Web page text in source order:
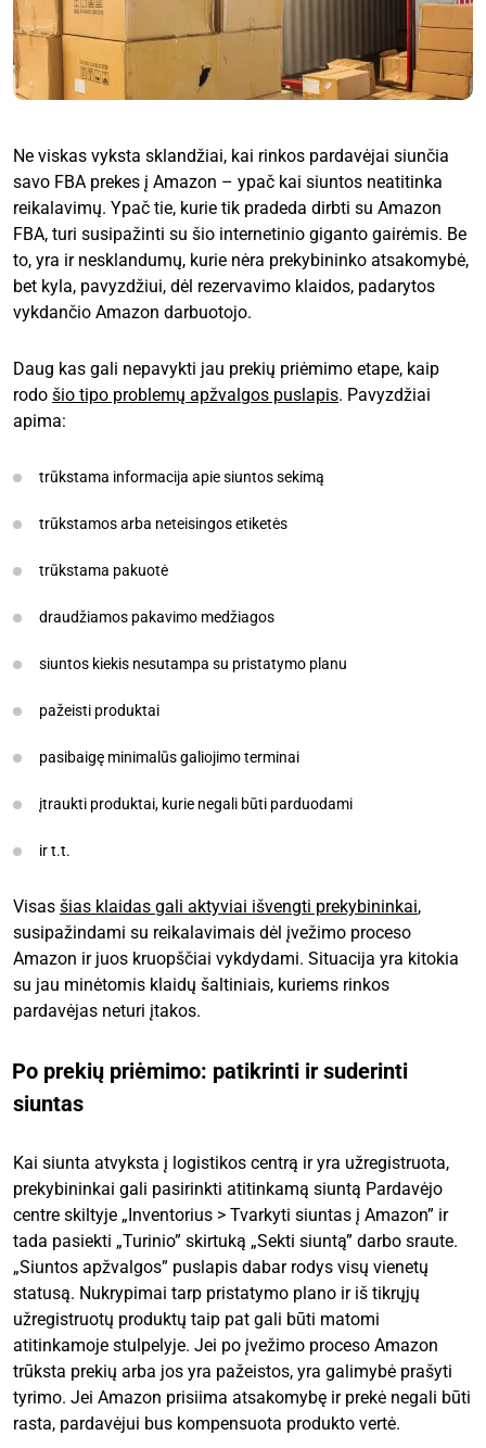
Ne viskas vyksta sklandžiai, kai rinkos pardavėjai siunčia
savo FBA prekes į Amazon – ypač kai siuntos neatitinka
reikalavimų. Ypač tie, kurie tik pradeda dirbti su Amazon
FBA, turi susipažinti su šio internetinio giganto gairėmis. Be
to, yra ir nesklandumų, kurie nėra prekybininko atsakomybė,
bet kyla, pavyzdžiui, dėl rezervavimo klaidos, padarytos
vykdančio Amazon darbuotojo.
Daug kas gali nepavykti jau prekių priėmimo etape, kaip
rodo šio tipo problemų apžvalgos puslapis. Pavyzdžiai
apima:
trūkstama informacija apie siuntos sekimą
trūkstamos arba neteisingos etiketės
trūkstama pakuotė
draudžiamos pakavimo medžiagos
siuntos kiekis nesutampa su pristatymo planu
pažeisti produktai
pasibaigę minimalūs galiojimo terminai
įtraukti produktai, kurie negali būti parduodami
ir t.t.
Visas šias klaidas gali aktyviai išvengti prekybininkai,
susipažindami su reikalavimais dėl įvežimo proceso
Amazon ir juos kruopščiai vykdydami. Situacija yra kitokia
su jau minėtomis klaidų šaltiniais, kuriems rinkos
pardavėjas neturi įtakos.
Po prekių priėmimo: patikrinti ir suderinti
siuntas
Kai siunta atvyksta į logistikos centrą ir yra užregistruota,
prekybininkai gali pasirinkti atitinkamą siuntą Pardavėjo
centre skiltyje „Inventorius > Tvarkyti siuntas į Amazon” ir
tada pasiekti „Turinio” skirtuką „Sekti siuntą” darbo sraute.
„Siuntos apžvalgos” puslapis dabar rodys visų vienetų
statusą. Nukrypimai tarp pristatymo plano ir iš tikrųjų
užregistruotų produktų taip pat gali būti matomi
atitinkamoje stulpelyje. Jei po įvežimo proceso Amazon
trūksta prekių arba jos yra pažeistos, yra galimybė prašyti
tyrimo. Jei Amazon prisiima atsakomybę ir prekė negali būti
rasta, pardavėjui bus kompensuota produkto vertė.